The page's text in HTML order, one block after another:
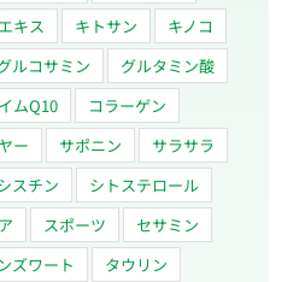
キス キトサン
キノコ
ルコサミン
グルタミン酸
ムQ10
コラーゲン
ー サポニン
サラサラ
スチン
シトステロール
スポーツ
セサミン
ズワート
タウリン